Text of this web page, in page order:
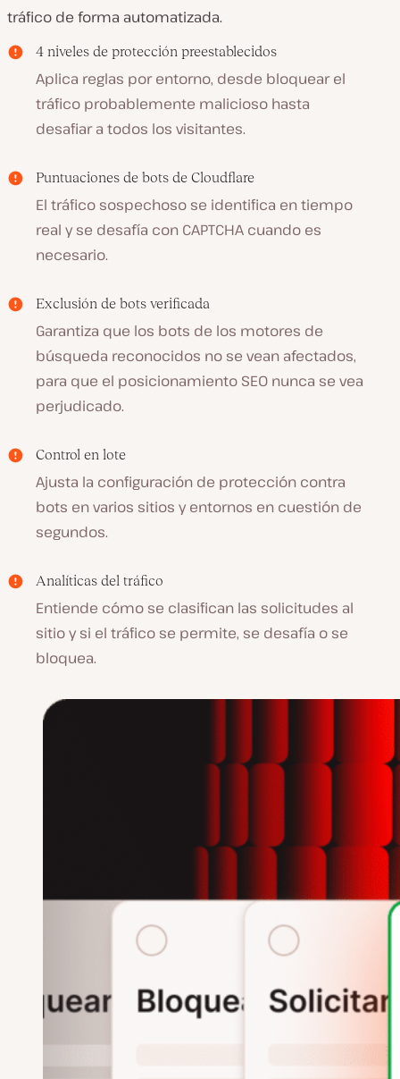
tráfico de forma automatizada.
4 niveles de protección preestablecidos
Aplica reglas por entorno, desde bloquear el
tráfico probablemente malicioso hasta
desafiar a todos los visitantes.
Puntuaciones de bots de Cloudflare
El tráfico sospechoso se identifica en tiempo
real y se desafía con CAPTCHA cuando es
necesario.
Exclusión de bots verificada
Garantiza que los bots de los motores de
búsqueda reconocidos no se vean afectados,
para que el posicionamiento SEO nunca se vea
perjudicado.
Control en lote
Ajusta la configuración de protección contra
bots en varios sitios y entornos en cuestión de
segundos.
Analíticas del tráfico
Entiende cómo se clasifican las solicitudes al
sitio y si el tráfico se permite, se desafía o se
bloquea.